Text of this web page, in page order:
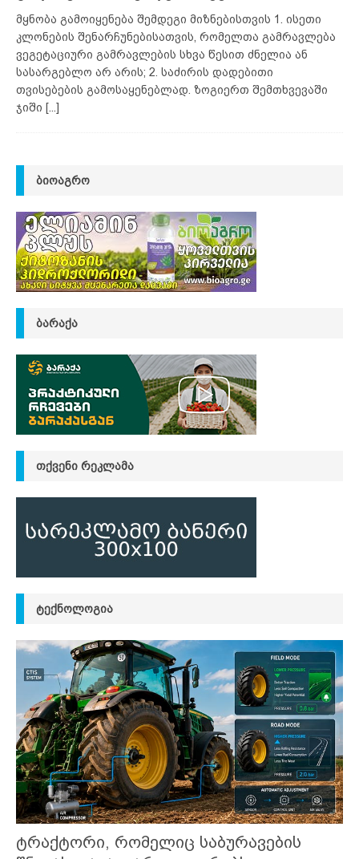
მყნობა გამოიყენება შემდეგი მიზნებისთვის 1. ისეთი
კლონების შენარჩუნებისათვის, რომელთა გამრავლება
ვეგეტაციური გამრავლების სხვა წესით ძნელია ან
სასარგებლო არ არის; 2. საძირის დადებითი
თვისებების გამოსაყენებლად. ზოგიერთ შემთხვევაში
ჯიში [...]
ᲑᲘᲝᲐᲒᲠᲝ
ᲑᲐᲠᲐᲥᲐ
ᲗᲥᲕᲔᲜᲘ ᲠᲔᲙᲚᲐᲛᲐ
ᲢᲔᲥᲜᲝᲚᲝᲒᲘᲐ
ტრაქტორი, რომელიც საბურავების